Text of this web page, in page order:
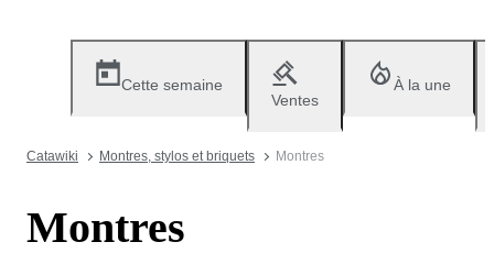
Cette semaine
Ventes
À la une
Catawiki Montres, stylos et briquets Montres
Montres